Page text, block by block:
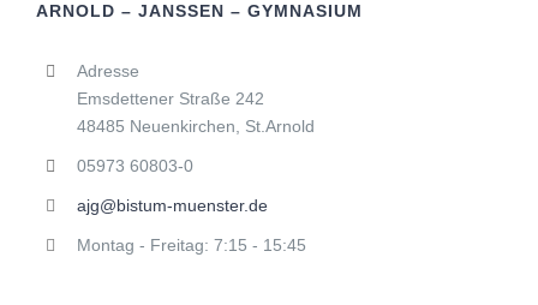
ARNOLD – JANSSEN – GYMNASIUM
Adresse
Emsdettener Straße 242
48485 Neuenkirchen, St.Arnold
05973 60803-0
ajg@bistum-muenster.de
Montag - Freitag: 7:15 - 15:45